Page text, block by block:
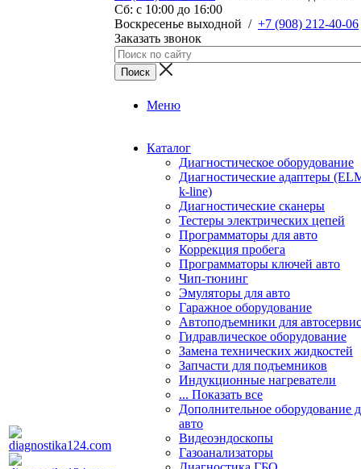
Сб: c 10:00 до 16:00
​Воскресенье выходной / +7 (908) 212-40-06
Заказать звонок
Меню
Каталог
Диагностическое оборудование
Диагностические адаптеры
k-line)
Диагностические сканеры
Тестеры электрических цепей
Программаторы для авто
Коррекция пробега
Программаторы ключей авто
Чип-тюнинг
Эмуляторы для авто
Гаражное оборудование
Автоподъемники для
Гидравлическое оборудование
Замена технических жидкостей
Запчасти для подъемников
Индукционные нагреватели
... Показать все
Дополнительное оборудование
авто
Видеоэндоскопы
Газоанализаторы